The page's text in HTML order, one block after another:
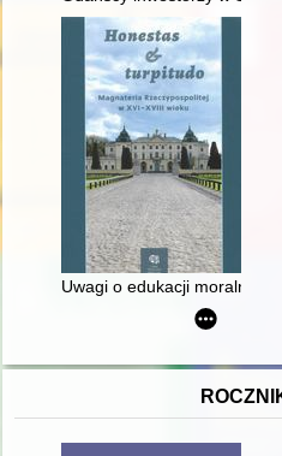
Uwagi o edukacji moralnej